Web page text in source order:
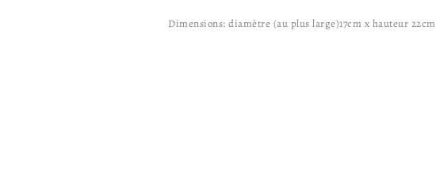
Dimensions: diamètre (au plus large)17cm x hauteur 22cm